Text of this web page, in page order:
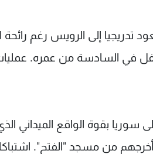
تعود تدريجيا إلى الرويس رغم
في السادسة من عمره.
سوريا بقوة الواقع الميداني
من مسجد "الفتح".